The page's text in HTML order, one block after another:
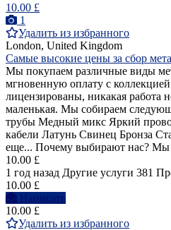
10.00 £
1
Удалить из избранного
London, United Kingdom
Самые высокие цены за сбор
Мы покупаем различные виды
мгновенную оплату с
лицензированы, никакая работа
маленькая. Мы собираем
трубы Медный микс Яркий
кабели Латунь Свинец Бронза
еще... Почему выбирают нас? Мы
10.00 £
1 год назад Другие услуги 381
10.00 £
Написать
10.00 £
Удалить из избранного